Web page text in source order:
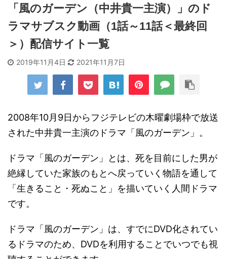
「風のガーデン（中井貴一主演）」のド
ラマサブスク動画（1話～11話＜最終回
＞）配信サイト一覧
2019年11月4日 2021年11月7日
2008年10月9日からフジテレビの木曜劇場枠で放送
された中井貴一主演のドラマ「風のガーデン」。
ドラマ「風のガーデン」とは、死を目前にした男が
絶縁していた家族のもとへ戻っていく物語を通して
「生きること・死ぬこと」を描いていく人間ドラマ
です。
ドラマ「風のガーデン」は、すでにDVD化されてい
るドラマのため、DVDを利用することでいつでも視